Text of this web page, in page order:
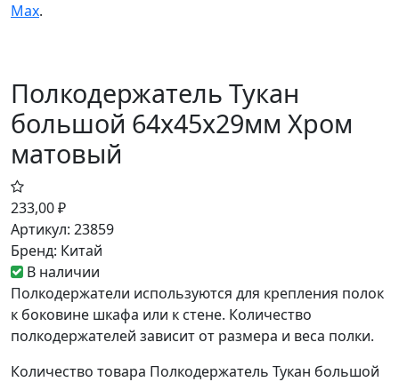
Мах.
Полкодержатель Тукан
большой 64х45х29мм Хром
матовый
233,00₽
Артикул: 23859
Бренд: Китай
В наличии
Полкодержатели используются для крепления полок
к боковине шкафа или к стене. Количество
полкодержателей зависит от размера и веса полки.
Количество товара Полкодержатель Тукан большой